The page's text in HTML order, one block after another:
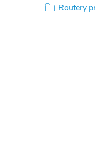
Routery